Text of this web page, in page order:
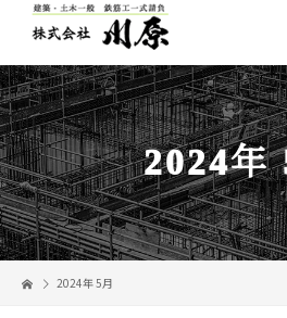
2024年
2024年 5月